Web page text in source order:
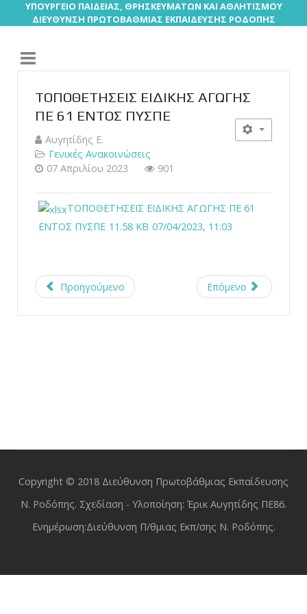
ΥΠΟΥΡΓΕΙΟ ΠΑΙΔΕΙΑΣ, ΘΡΗΣΚΕΥΜΑΤΩΝ ΚΑΙ ΑΘΛΗΤΙΣΜΟΥ
ΔΙΕΥΘΥΝΣΗ ΠΡΩΤΟΒΑΘΜΙΑΣ ΕΚΠΑΙΔΕΥΣΗΣ ΡΟΔΟΠΗΣ
ΤΟΠΟΘΕΤΗΣΕΙΣ ΕΙΔΙΚΗΣ ΑΓΩΓΗΣ
ΠΕ 61 ΕΝΤΟΣ ΠΥΣΠΕ
Αυγητίδης Ε.
Γενικές Ανακοινώσεις
07 Απριλίου 2023
901
ΤΟΠΟΘΕΤΗΣΕΙΣ ΕΙΔΙΚΗΣ ΑΓΩΓΗΣ ΠΕ 61
ΕΝΤΟΣ ΠΥΣΠΕ 11.58 KB 07/04/2023, 11:03
Προηγούμενο Επόμενο
Copyright © 2018 Διεύθυνση Πρωτοβάθμιας Εκπαίδευσης
Ν. Ροδόπης. Σχεδίαση - Υλοποίηση: Έρικ Αυγητίδης ΠΕ86.
Ενημέρωση:Διεύθυνση Π/θμιας Εκπ/σης Ν. Ροδόπης.